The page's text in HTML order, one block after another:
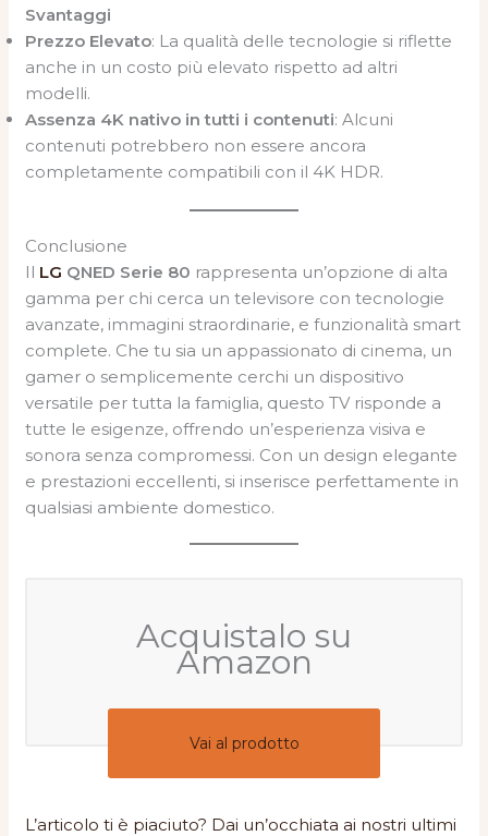
Svantaggi
Prezzo Elevato: La qualità delle tecnologie si riflette
anche in un costo più elevato rispetto ad altri
modelli.
Assenza 4K nativo in tutti i contenuti: Alcuni
contenuti potrebbero non essere ancora
completamente compatibili con il 4K HDR.
Conclusione
Il LG QNED Serie 80 rappresenta un’opzione di alta
gamma per chi cerca un televisore con tecnologie
avanzate, immagini straordinarie, e funzionalità smart
complete. Che tu sia un appassionato di cinema, un
gamer o semplicemente cerchi un dispositivo
versatile per tutta la famiglia, questo TV risponde a
tutte le esigenze, offrendo un’esperienza visiva e
sonora senza compromessi. Con un design elegante
e prestazioni eccellenti, si inserisce perfettamente in
qualsiasi ambiente domestico.
Acquistalo su
Amazon
Vai al prodotto
L’articolo ti è piaciuto? Dai un’occhiata ai nostri ultimi